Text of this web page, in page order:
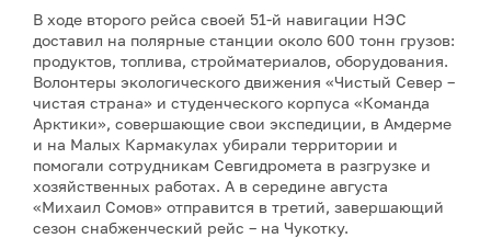
В ходе второго рейса своей 51-й навигации НЭС
доставил на полярные станции около 600 тонн грузов:
продуктов, топлива, стройматериалов, оборудования.
Волонтеры экологического движения «Чистый Север –
чистая страна» и студенческого корпуса «Команда
Арктики», совершающие свои экспедиции, в Амдерме
и на Малых Кармакулах убирали территории и
помогали сотрудникам Севгидромета в разгрузке и
хозяйственных работах. А в середине августа
«Михаил Сомов» отправится в третий, завершающий
сезон снабженческий рейс – на Чукотку.